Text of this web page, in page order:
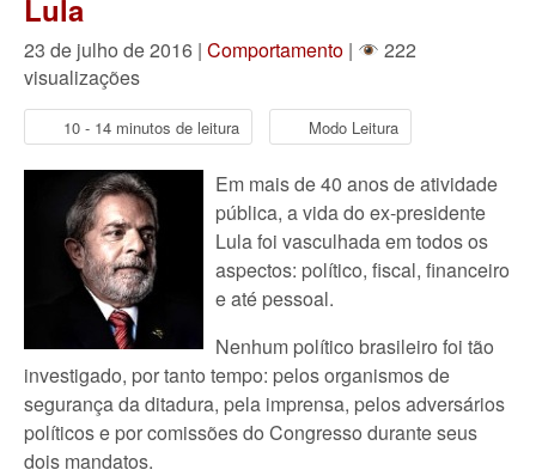
Lula
23 de julho de 2016 | Comportamento |
222
visualizações
10 - 14 minutos de leitura Modo Leitura
Em mais de 40 anos de atividade
pública, a vida do ex-presidente
Lula foi vasculhada em todos os
aspectos: político, fiscal, financeiro
e até pessoal.
Nenhum político brasileiro foi tão
investigado, por tanto tempo: pelos organismos de
segurança da ditadura, pela imprensa, pelos adversários
políticos e por comissões do Congresso durante seus
dois mandatos.